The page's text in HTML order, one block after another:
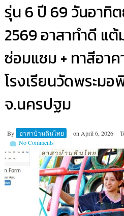
รุ่น 6 ปี 69 วันอาทิ
2569 อาสาทำดี แ
ซ่อมแซม + ทาสีอาค
โรงเรียนวัดพระมอ
จ.นครปฐม
By อาสาบ้านดินไทย on April 6, 2026
No Comments